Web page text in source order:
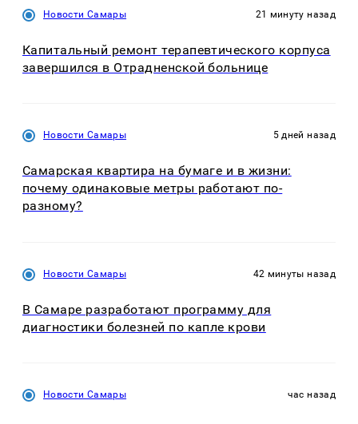
Новости Самары 21 минуту назад
Капитальный ремонт терапевтического корпуса
завершился в Отрадненской больнице
Новости Самары 5 дней назад
Самарская квартира на бумаге и в жизни:
почему одинаковые метры работают по-
разному?
Новости Самары 42 минуты назад
В Самаре разработают программу для
диагностики болезней по капле крови
Новости Самары час назад